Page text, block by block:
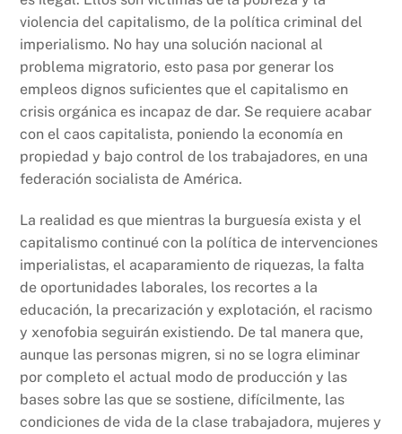
violencia del capitalismo, de la política criminal del
imperialismo. No hay una solución nacional al
problema migratorio, esto pasa por generar los
empleos dignos suficientes que el capitalismo en
crisis orgánica es incapaz de dar. Se requiere acabar
con el caos capitalista, poniendo la economía en
propiedad y bajo control de los trabajadores, en una
federación socialista de América.
La realidad es que mientras la burguesía exista y el
capitalismo continué con la política de intervenciones
imperialistas, el acaparamiento de riquezas, la falta
de oportunidades laborales, los recortes a la
educación, la precarización y explotación, el racismo
y xenofobia seguirán existiendo. De tal manera que,
aunque las personas migren, si no se logra eliminar
por completo el actual modo de producción y las
bases sobre las que se sostiene, difícilmente, las
condiciones de vida de la clase trabajadora, mujeres y